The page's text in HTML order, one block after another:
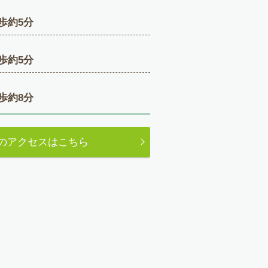
約5分
約5分
約8分
アクセスはこちら